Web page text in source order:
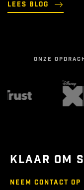
Lees blog
ONZE
KLAAR OM
Neem contact op